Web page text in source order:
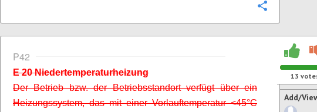
P42
E 20 Niedertemperaturheizung
Der Betrieb bzw. der Betriebsstandort verfügt über ein
Heizungssystem, das mit einer Vorlauftemperatur <45°C
13
Add/